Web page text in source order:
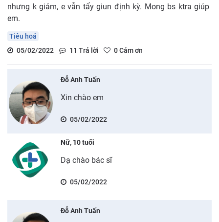
nhưng k giảm, e vẫn tẩy giun định kỳ. Mong bs ktra giúp
em.
Tiêu hoá
05/02/2022
11 Trả lời 0Cảm ơn
Đỗ Anh Tuấn
Xin chào em
05/02/2022
Nữ, 10 tuổi
Dạ chào bác sĩ
05/02/2022
Đỗ Anh Tuấn